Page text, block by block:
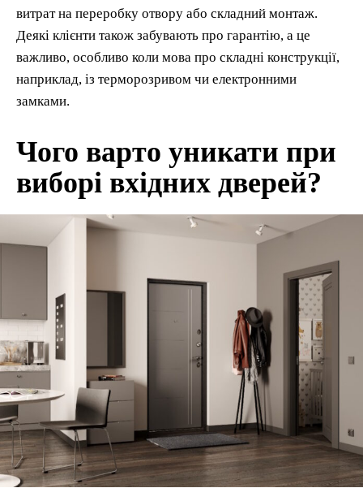
витрат на переробку отвору або складний монтаж.
Деякі клієнти також забувають про гарантію, а це
важливо, особливо коли мова про складні конструкції,
наприклад, із терморозривом чи електронними
замками.
Чого варто уникати при
виборі вхідних дверей?